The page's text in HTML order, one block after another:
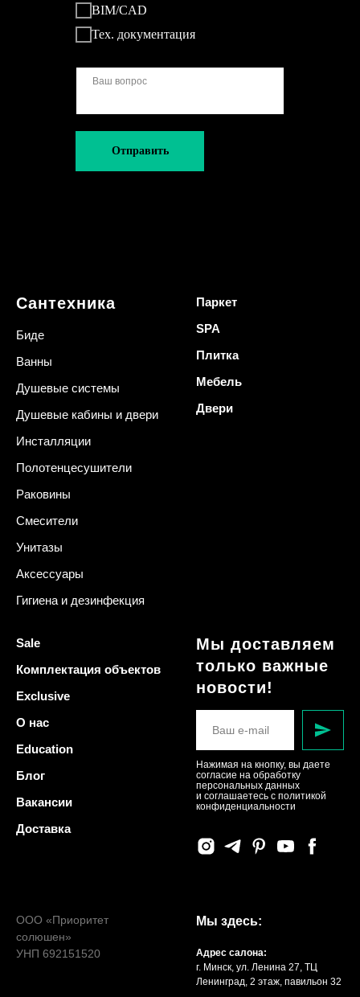
BIM/CAD
Тех. документация
Отправить
Сантехника
Биде
Ванны
Душевые системы
Душевые кабины и двери
Инсталляции
Полотенцесушители
Раковины
Смесители
Унитазы
Аксессуары
Гигиена и дезинфекция
Паркет
SPA
Плитка
Мебель
Двери
Sale
Комплектация объектов
Exclusive
О нас
Education
Блог
Вакансии
Доставка
Мы доставляем
только важные
новости!
Нажимая на кнопку, вы даете
согласие на обработку
персональных данных
и соглашаетесь c политикой
конфиденциальности
ООО «Приоритет
солюшен»
УНП 692151520
Мы здесь:
Адрес салона:
г. Минск, ул. Ленина 27, ТЦ
Ленинград, 2 этаж, павильон 32